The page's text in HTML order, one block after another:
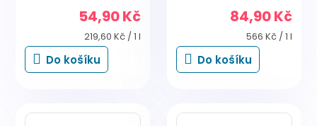
54,90 Kč
Měrná
cena:
219,60 Kč / 1 l
Do košíku
84,90 Kč
Měrná
cena:
566 Kč / 1 l
Do košíku